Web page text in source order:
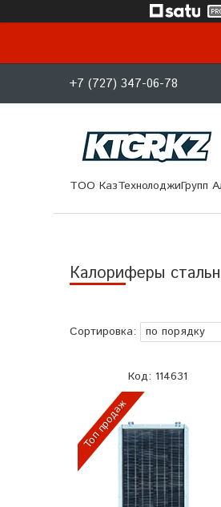
+7 (727) 347-06-78
ТОО КазТехнолоджиГрупп
Калориферы
114631
Топ продаж